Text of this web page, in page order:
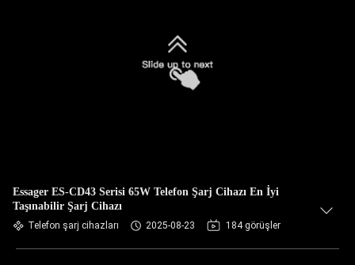
Essager ES-CD43 Serisi 65W Telefon Şarj Cihazı En İyi
Taşınabilir Şarj Cihazı
Telefon şarj cihazları 2025-08-23 184 görüşler